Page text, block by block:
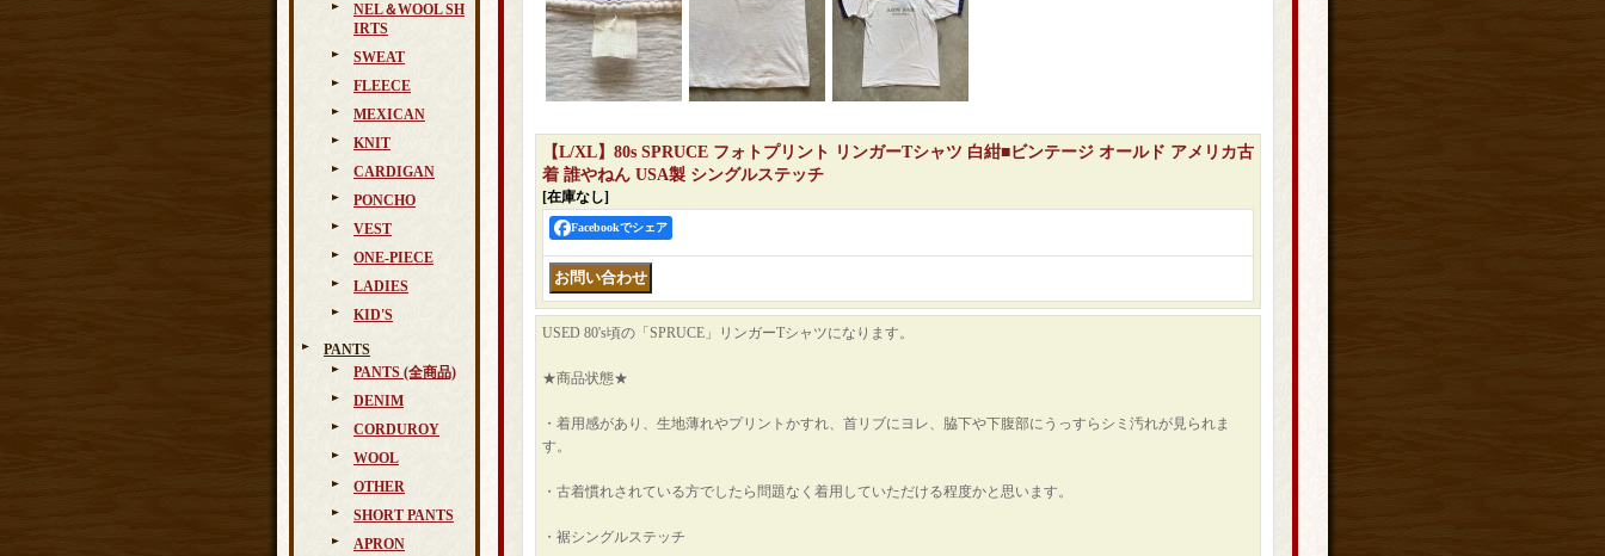
NEL＆WOOL SH
IRTS
SWEAT
FLEECE
MEXICAN
KNIT
CARDIGAN
PONCHO
VEST
ONE-PIECE
LADIES
KID'S
PANTS
PANTS (全商品)
DENIM
CORDUROY
WOOL
OTHER
SHORT PANTS
APRON
【L/XL】80s SPRUCE フォトプリント リンガーTシャツ 白紺■ビンテージ オールド アメリカ古
着 誰やねん USA製 シングルステッチ
[在庫なし]
Facebookでシェア
USED 80's頃の「SPRUCE」リンガーTシャツになります。
★商品状態★
・着用感があり、生地薄れやプリントかすれ、首リブにヨレ、脇下や下腹部にうっすらシミ汚れが見られま
す。
・古着慣れされている方でしたら問題なく着用していただける程度かと思います。
・裾シングルステッチ